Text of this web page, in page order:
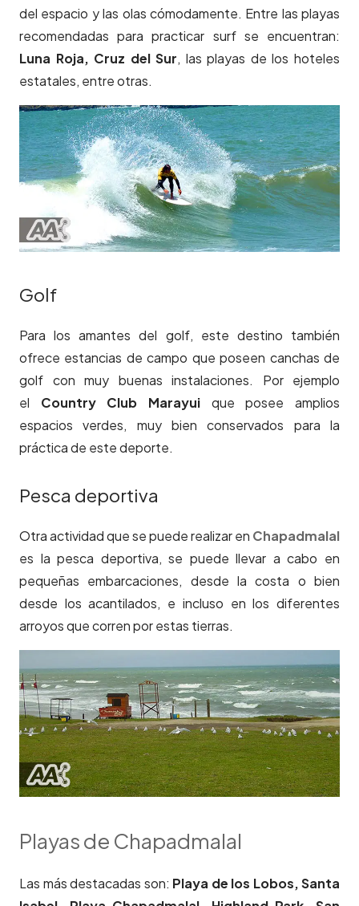
del espacio y las olas cómodamente. Entre las playas
recomendadas para practicar surf se encuentran:
Luna Roja, Cruz del Sur, las playas de los hoteles
estatales, entre otras.
Golf
Para los amantes del golf, este destino también
ofrece estancias de campo que poseen canchas de
golf con muy buenas instalaciones. Por ejemplo
el Country Club Marayui que posee amplios
espacios verdes, muy bien conservados para la
práctica de este deporte.
Pesca deportiva
Otra actividad que se puede realizar en Chapadmalal
es la pesca deportiva, se puede llevar a cabo en
pequeñas embarcaciones, desde la costa o bien
desde los acantilados, e incluso en los diferentes
arroyos que corren por estas tierras.
Playas de Chapadmalal
Las más destacadas son: Playa de los Lobos, Santa